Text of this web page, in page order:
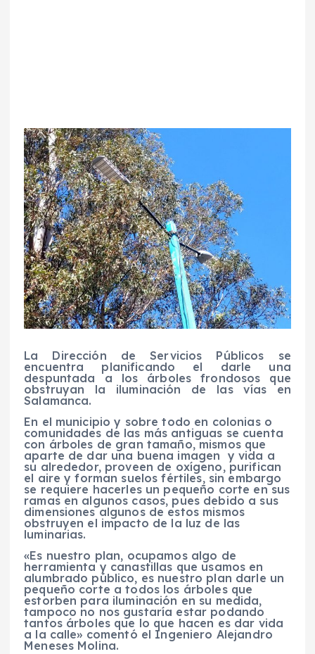
La Dirección de Servicios Públicos se
encuentra planificando el darle una
despuntada a los árboles frondosos que
obstruyan la iluminación de las vías en
Salamanca.
En el municipio y sobre todo en colonias o
comunidades de las más antiguas se cuenta
con árboles de gran tamaño, mismos que
aparte de dar una buena imagen y vida a
su alrededor, proveen de oxígeno, purifican
el aire y forman suelos fértiles, sin embargo
se requiere hacerles un pequeño corte en sus
ramas en algunos casos, pues debido a sus
dimensiones algunos de estos mismos
obstruyen el impacto de la luz de las
luminarias.
«Es nuestro plan, ocupamos algo de
herramienta y canastillas que usamos en
alumbrado público, es nuestro plan darle un
pequeño corte a todos los árboles que
estorben para iluminación en su medida,
tampoco no nos gustaría estar podando
tantos árboles que lo que hacen es dar vida
a la calle» comentó el Ingeniero Alejandro
Meneses Molina.